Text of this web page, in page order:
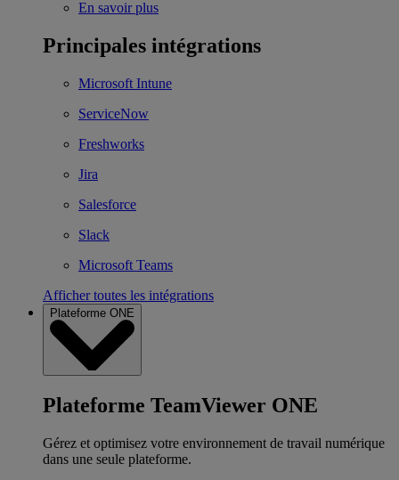
En savoir plus
Principales intégrations
Microsoft Intune
ServiceNow
Freshworks
Jira
Salesforce
Slack
Microsoft Teams
Afficher toutes les intégrations
Plateforme ONE
Plateforme TeamViewer ONE
Gérez et optimisez votre environnement de travail numérique
dans une seule plateforme.